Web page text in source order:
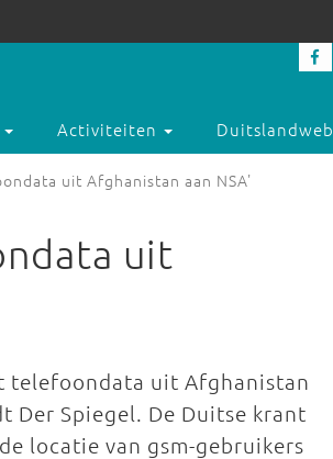
Activiteiten Duitslandweb
uit Afghanistan aan NSA'
uit
telefoondata uit Afghanistan
Der Spiegel. De Duitse krant
locatie van gsm-gebruikers